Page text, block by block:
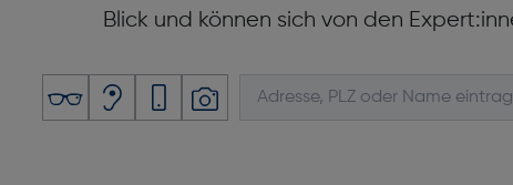
Blick und können sich von den